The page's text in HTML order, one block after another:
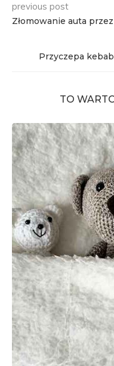
previous post
Złomowanie auta
Przyczepa
TO